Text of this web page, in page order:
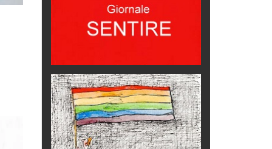
Ecco come salvare il viaggio
imprevisti...
valli del silenzio
Idee per il futuro
Torre dell'Orso, mare di Puglia
itinerari italiani
Boboli, il giardino della botanica